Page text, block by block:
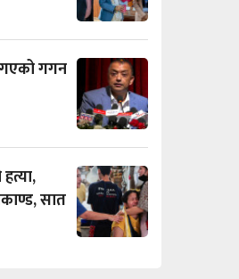
गगन
सात